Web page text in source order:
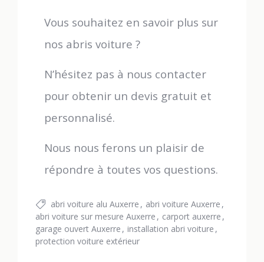
Vous souhaitez en savoir plus sur
nos abris voiture ?
N’hésitez pas à nous contacter
pour obtenir un devis gratuit et
personnalisé.
Nous nous ferons un plaisir de
répondre à toutes vos questions.
abri voiture alu Auxerre
abri voiture Auxerre
abri voiture sur mesure Auxerre
carport auxerre
garage ouvert Auxerre
installation abri voiture
protection voiture extérieur